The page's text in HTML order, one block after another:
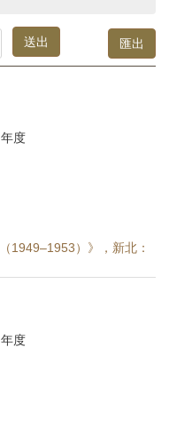
度
1949–1953）》，新北：
度